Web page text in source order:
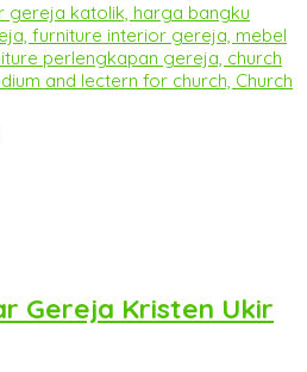
Gereja Kristen Ukir